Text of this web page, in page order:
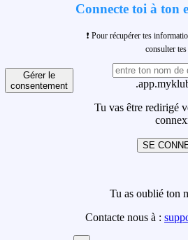
Gérer le
consentement
Connecte toi à ton
❗ Pour récupérer tes
consulter
Tu vas être redirigé
SE
Tu as oublié ton
Contacte nous à :